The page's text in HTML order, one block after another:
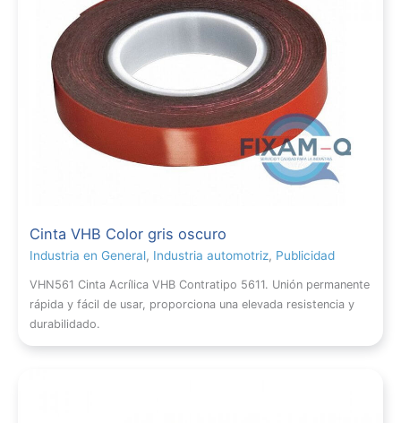
Cinta VHB Color gris oscuro
Industria en General, Industria automotriz, Publicidad
VHN561 Cinta Acrílica VHB Contratipo 5611. Unión permanente
rápida y fácil de usar, proporciona una elevada resistencia y
durabilidado.